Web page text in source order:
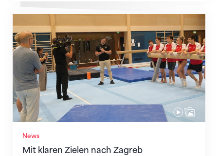
News
Mit klaren Zielen nach Zagreb
Mit klaren Zielen nach Zagreb